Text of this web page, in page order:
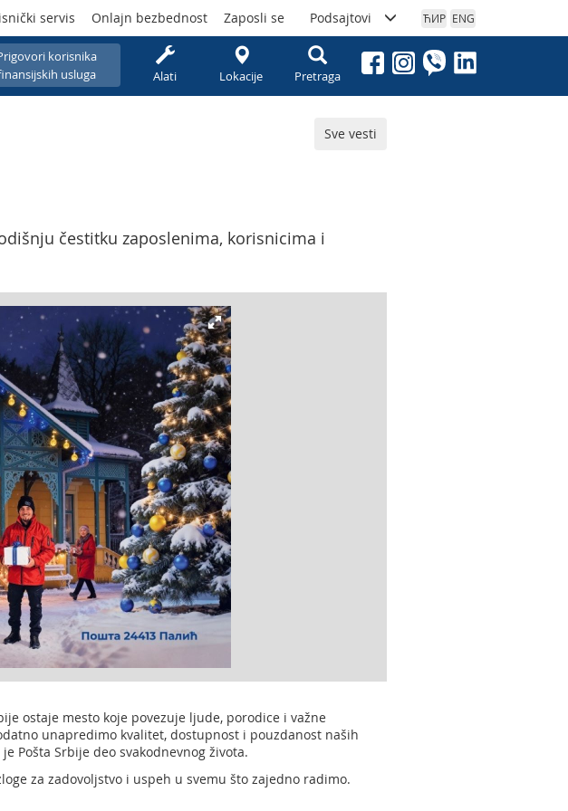
korisnika
usluga
Alati Lokacije Pretraga
servis Onlajn bezbednost Zaposli se Podsajtovi ЋИР ENG
Sve vesti
čestitku zaposlenima, korisnicima i
ostaje mesto koje povezuje ljude, porodice i važne
unapredimo kvalitet, dostupnost i pouzdanost naših
Pošta Srbije deo svakodnevnog života.
za zadovoljstvo i uspeh u svemu što zajedno radimo.